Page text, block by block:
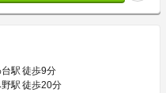
駅 徒歩9分
駅 徒歩20分